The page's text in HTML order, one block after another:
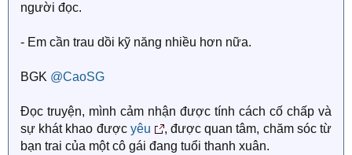
người đọc.
- Em cần trau dồi kỹ năng nhiều hơn nữa.
BGK @CaoSG
Đọc truyện, mình cảm nhận được tính cách cố chấp và
sự khát khao được yêu
, được quan tâm, chăm sóc từ
bạn trai của một cô gái đang tuổi thanh xuân.